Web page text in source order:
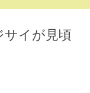
サイが見頃